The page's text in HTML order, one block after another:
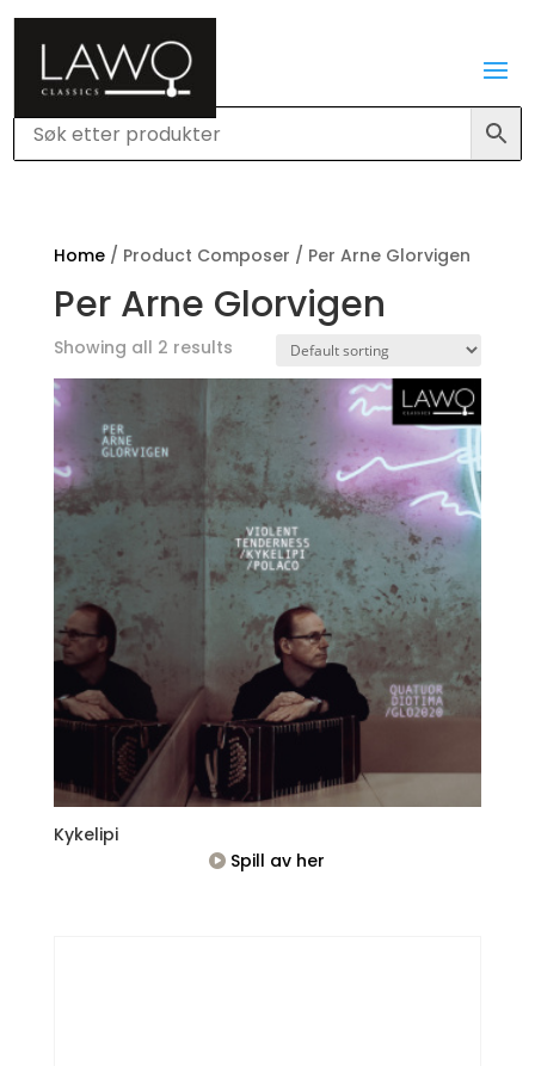
Home/ Product Composer / Per Arne Glorvigen
Per Arne Glorvigen
Showing all 2 results
Kykelipi
Spill av her